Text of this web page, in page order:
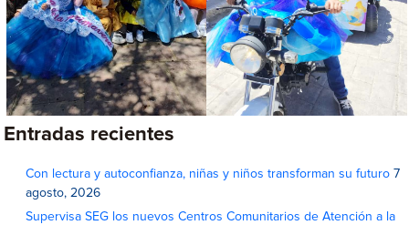
Entradas recientes
Con lectura y autoconfianza, niñas y niños transforman su futuro 7
agosto, 2026
Supervisa SEG los nuevos Centros Comunitarios de Atención a la